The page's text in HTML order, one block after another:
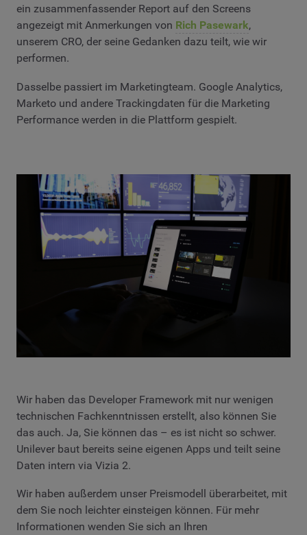
ein zusammenfassender Report auf den Screens
angezeigt mit Anmerkungen von Rich Pasewark,
unserem CRO, der seine Gedanken dazu teilt, wie wir
performen.
Dasselbe passiert im Marketingteam. Google Analytics,
Marketo und andere Trackingdaten für die Marketing
Performance werden in die Plattform gespielt.
Wir haben das Developer Framework mit nur wenigen
technischen Fachkenntnissen erstellt, also können Sie
das auch. Ja, Sie können das – es ist nicht so schwer.
Unilever baut bereits seine eigenen Apps und teilt seine
Daten intern via Vizia 2.
Wir haben außerdem unser Preismodell überarbeitet, mit
dem Sie noch leichter einsteigen können. Für mehr
Informationen wenden Sie sich an Ihren